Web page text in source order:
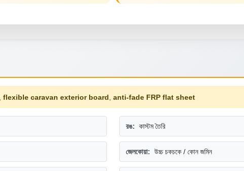
flexible caravan exterior board anti-fade FRP flat sheet
রঙ: কাস্টম তৈরি
জেলকোয়া: উচ্চ চকচকে / কোন জমিন